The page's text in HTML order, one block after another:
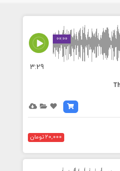
00:00
3:29
20,000 تومان